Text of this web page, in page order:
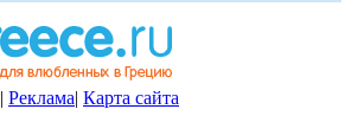
| Реклама| Карта сайта